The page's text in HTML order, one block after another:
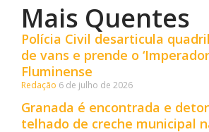
Mais Quentes
Polícia Civil desarticula
de vans e prende o
Fluminense
Redação 6 de julho de 2026
Granada é encontrada e
telhado de creche municipal